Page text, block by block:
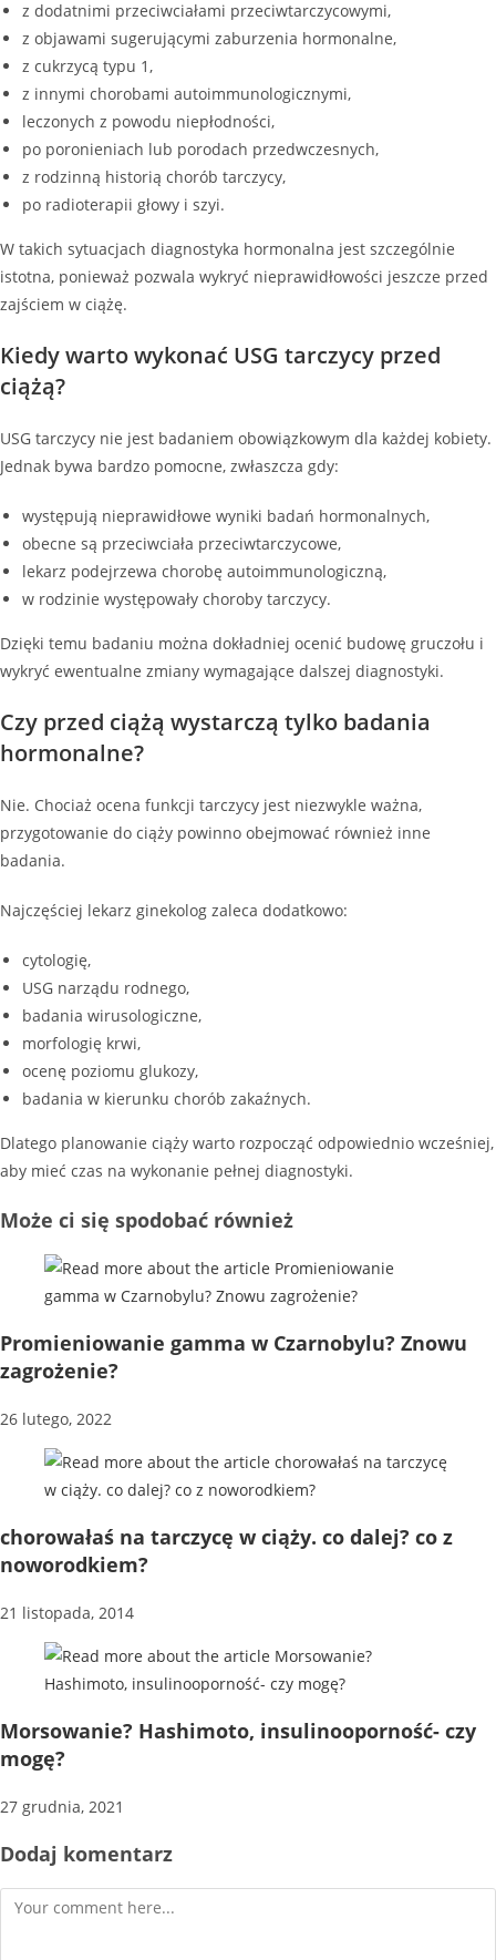
z dodatnimi przeciwciałami przeciwtarczycowymi,
z objawami sugerującymi zaburzenia hormonalne,
z cukrzycą typu 1,
z innymi chorobami autoimmunologicznymi,
leczonych z powodu niepłodności,
po poronieniach lub porodach przedwczesnych,
z rodzinną historią chorób tarczycy,
po radioterapii głowy i szyi.
W takich sytuacjach diagnostyka hormonalna jest szczególnie
istotna, ponieważ pozwala wykryć nieprawidłowości jeszcze przed
zajściem w ciążę.
Kiedy warto wykonać USG tarczycy przed
ciążą?
USG tarczycy nie jest badaniem obowiązkowym dla każdej kobiety.
Jednak bywa bardzo pomocne, zwłaszcza gdy:
występują nieprawidłowe wyniki badań hormonalnych,
obecne są przeciwciała przeciwtarczycowe,
lekarz podejrzewa chorobę autoimmunologiczną,
w rodzinie występowały choroby tarczycy.
Dzięki temu badaniu można dokładniej ocenić budowę gruczołu i
wykryć ewentualne zmiany wymagające dalszej diagnostyki.
Czy przed ciążą wystarczą tylko badania
hormonalne?
Nie. Chociaż ocena funkcji tarczycy jest niezwykle ważna,
przygotowanie do ciąży powinno obejmować również inne
badania.
Najczęściej lekarz ginekolog zaleca dodatkowo:
cytologię,
USG narządu rodnego,
badania wirusologiczne,
morfologię krwi,
ocenę poziomu glukozy,
badania w kierunku chorób zakaźnych.
Dlatego planowanie ciąży warto rozpocząć odpowiednio wcześniej,
aby mieć czas na wykonanie pełnej diagnostyki.
Może ci się spodobać również
Promieniowanie gamma w Czarnobylu? Znowu
zagrożenie?
26 lutego, 2022
chorowałaś na tarczycę w ciąży. co dalej? co z
noworodkiem?
21 listopada, 2014
Morsowanie? Hashimoto, insulinooporność- czy
mogę?
27 grudnia, 2021
Dodaj komentarz